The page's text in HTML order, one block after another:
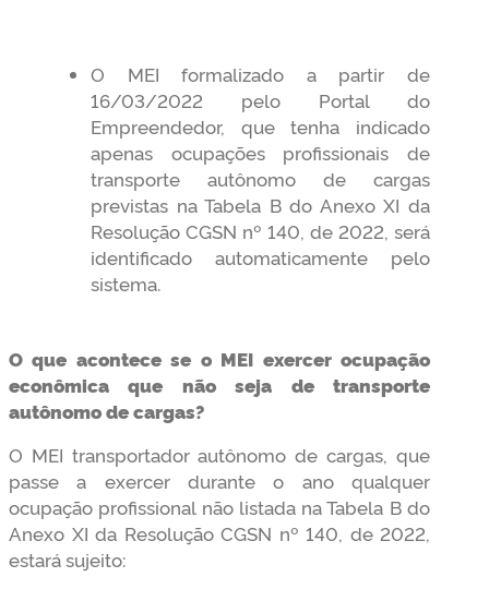
O MEI formalizado a partir de
16/03/2022 pelo Portal do
Empreendedor, que tenha indicado
apenas ocupações profissionais de
transporte autônomo de cargas
previstas na Tabela B do Anexo XI da
Resolução CGSN nº 140, de 2022, será
identificado automaticamente pelo
sistema.
O que acontece se o MEI exercer ocupação
econômica que não seja de transporte
autônomo de cargas?
O MEI transportador autônomo de cargas, que
passe a exercer durante o ano qualquer
ocupação profissional não listada na Tabela B do
Anexo XI da Resolução CGSN nº 140, de 2022,
estará sujeito: